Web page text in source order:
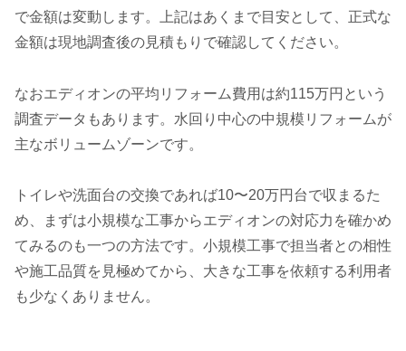
で金額は変動します。上記はあくまで目安として、正式な
金額は現地調査後の見積もりで確認してください。
なおエディオンの平均リフォーム費用は約115万円という
調査データもあります。水回り中心の中規模リフォームが
主なボリュームゾーンです。
トイレや洗面台の交換であれば10〜20万円台で収まるた
め、まずは小規模な工事からエディオンの対応力を確かめ
てみるのも一つの方法です。小規模工事で担当者との相性
や施工品質を見極めてから、大きな工事を依頼する利用者
も少なくありません。